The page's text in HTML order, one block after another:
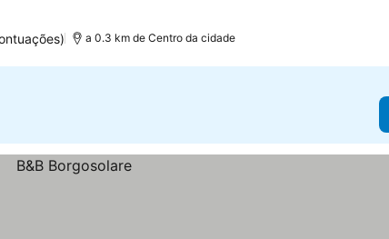
a 0.3 km de Centro da cidade